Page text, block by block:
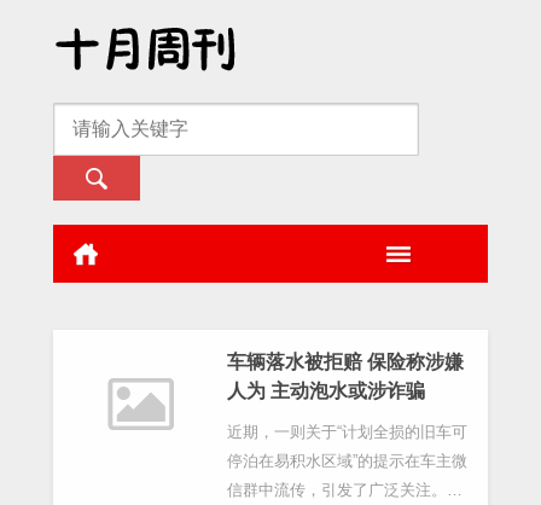
车辆落水被拒赔 保险称涉嫌
人为 主动泡水或涉诈骗
近期，一则关于“计划全损的旧车可
停泊在易积水区域”的提示在车主微
信群中流传，引发了广泛关注。该